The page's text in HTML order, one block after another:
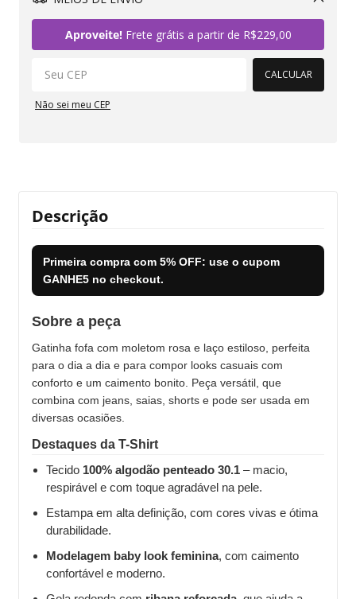
Aproveite!Frete grátis a partir de R$229,00
CALCULAR
Não sei meu CEP
Descrição
Primeira compra com 5% OFF: use o cupom
GANHE5 no checkout.
Sobre a peça
Gatinha fofa com moletom rosa e laço estiloso, perfeita
para o dia a dia e para compor looks casuais com
conforto e um caimento bonito. Peça versátil, que
combina com jeans, saias, shorts e pode ser usada em
diversas ocasiões.
Destaques da T-Shirt
Tecido 100% algodão penteado 30.1 – macio,
respirável e com toque agradável na pele.
Estampa em alta definição, com cores vivas e ótima
durabilidade.
Modelagem baby look feminina, com caimento
confortável e moderno.